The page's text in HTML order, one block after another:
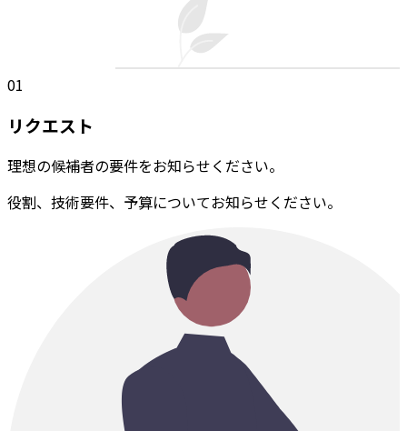
01
リクエスト
理想の候補者の要件をお知らせください。
役割、技術要件、予算についてお知らせください。